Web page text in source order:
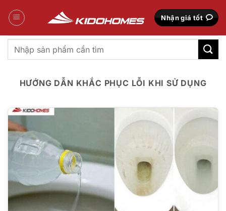
qua
Nhận giá tốt
Tìm
kiếm:
HƯỚNG DẪN KHẮC PHỤC LỖI KHI SỬ DỤNG